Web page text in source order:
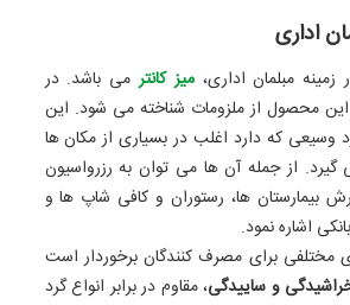
اداری
مبلمان اداری،میز کانترمی ‌باشد. در
محصول از ملزومات شناخته می ‌شود. این
وسیعی که دارد اغلب در بسیاری از مکان ‌ها
گیرد. از جمله آن‌ ها می‌ توان به رزرواسیون
بیمارستان‌ ها، رستوران و کافی ‌شاپ ‌ها و
اشاره نمود.
مختلفی برای مصرف‌ کنندگان برخوردار است
و ساییدگی، مقاوم در برابر انواع گرد